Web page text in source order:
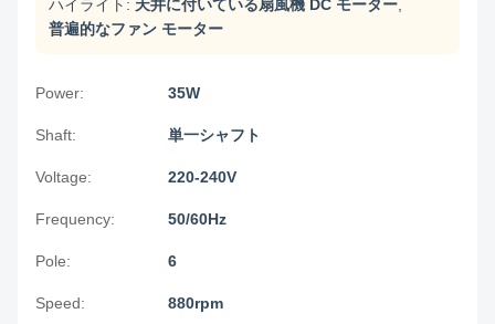
ハイライト: 天井に付いている扇風機 DC モーター
普遍的なファン モーター
Power: 35W
Shaft: 単一シャフト
Voltage: 220-240V
Frequency: 50/60Hz
Pole: 6
Speed: 880rpm